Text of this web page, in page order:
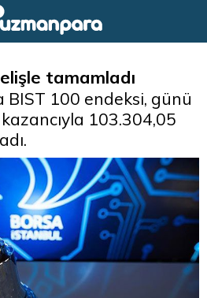
tamamladı
100 endeksi, günü
103.304,05